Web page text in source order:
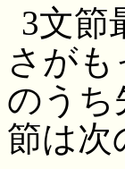
3文節
さが
のうち
節は次